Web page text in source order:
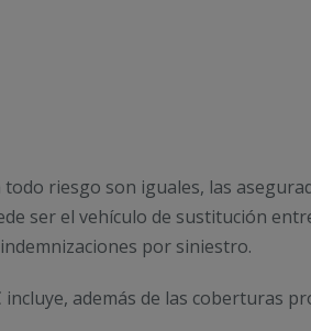
riesgo son iguales, las
ser el vehículo de sustitución
por siniestro.
incluye, además de las coberturas